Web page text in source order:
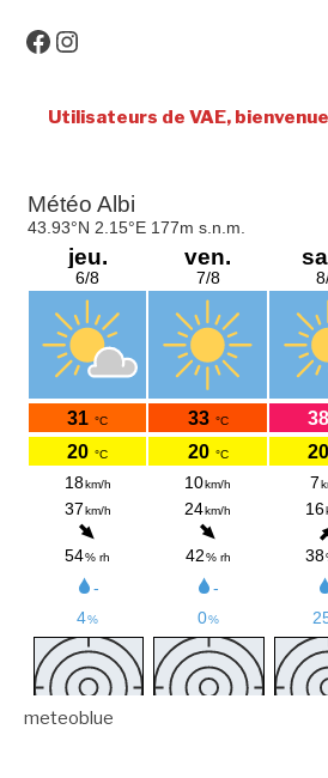
Facebook
Instagram
Utilisateurs de VAE, bienvenue au
meteoblue